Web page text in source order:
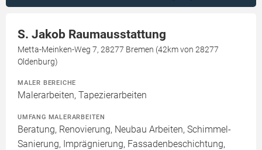
S. Jakob Raumausstattung
Metta-Meinken-Weg 7, 28277 Bremen (42km von 28277
Oldenburg)
MALER BEREICHE
Malerarbeiten, Tapezierarbeiten
UMFANG MALERARBEITEN
Beratung, Renovierung, Neubau Arbeiten, Schimmel-
Sanierung, Imprägnierung, Fassadenbeschichtung,